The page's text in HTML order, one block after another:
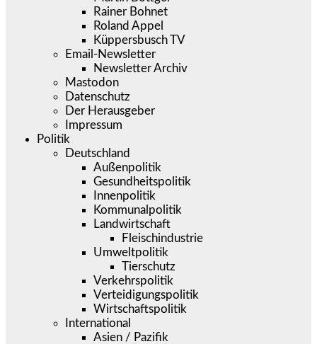
Rainer Bohnet
Roland Appel
Küppersbusch TV
Email-Newsletter
Newsletter Archiv
Mastodon
Datenschutz
Der Herausgeber
Impressum
Politik
Deutschland
Außenpolitik
Gesundheitspolitik
Innenpolitik
Kommunalpolitik
Landwirtschaft
Fleischindustrie
Umweltpolitik
Tierschutz
Verkehrspolitik
Verteidigungspolitik
Wirtschaftspolitik
International
Asien / Pazifik